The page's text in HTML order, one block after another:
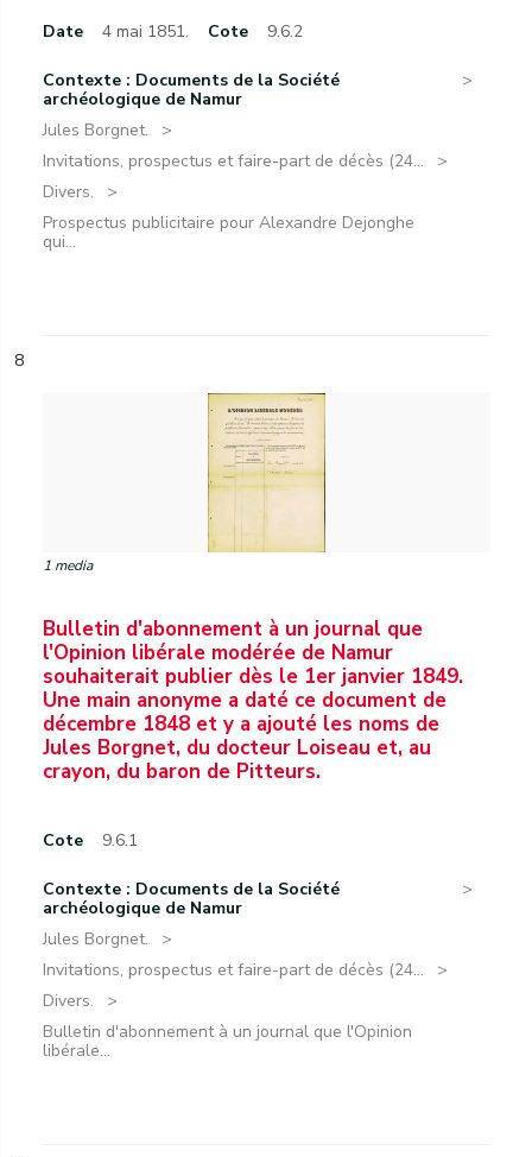
Date 4 mai 1851. Cote 9.6.2
Contexte : Documents de la Société
archéologique de Namur
Jules Borgnet.
Invitations, prospectus et faire-part de décès (24...
Divers.
Prospectus publicitaire pour Alexandre Dejonghe
qui...
8
1 media
Bulletin d'abonnement à un journal que
l'Opinion libérale modérée de Namur
souhaiterait publier dès le 1er janvier 1849.
Une main anonyme a daté ce document de
décembre 1848 et y a ajouté les noms de
Jules Borgnet, du docteur Loiseau et, au
crayon, du baron de Pitteurs.
Cote 9.6.1
Contexte : Documents de la Société
archéologique de Namur
Jules Borgnet.
Invitations, prospectus et faire-part de décès (24...
Divers.
Bulletin d'abonnement à un journal que l'Opinion
libérale...